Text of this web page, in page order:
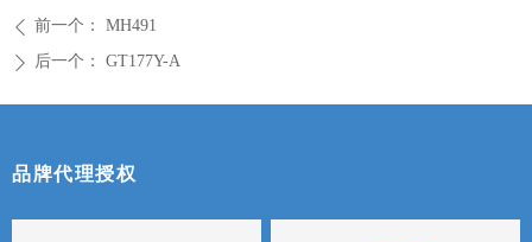
ꄴ 前一个： MH491
ꄲ 后一个： GT177Y-A
品牌代理授权